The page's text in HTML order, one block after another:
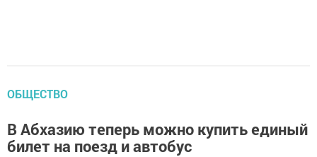
ОБЩЕСТВО
В Абхазию теперь можно купить единый
билет на поезд и автобус